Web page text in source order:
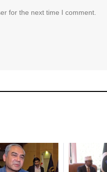
for the next time I comment.